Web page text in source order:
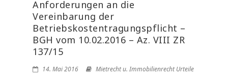
Anforderungen an die
Vereinbarung der
Betriebskostentragungspflicht –
BGH vom 10.02.2016 – Az. VIII ZR
137/15
14. Mai 2016 Mietrecht u. Immobilienrecht Urteile